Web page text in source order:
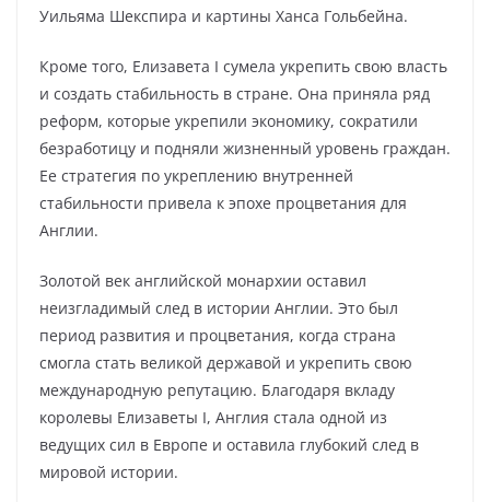
Уильяма Шекспира и картины Ханса Гольбейна.
Кроме того, Елизавета I сумела укрепить свою власть
и создать стабильность в стране. Она приняла ряд
реформ, которые укрепили экономику, сократили
безработицу и подняли жизненный уровень граждан.
Ее стратегия по укреплению внутренней
стабильности привела к эпохе процветания для
Англии.
Золотой век английской монархии оставил
неизгладимый след в истории Англии. Это был
период развития и процветания, когда страна
смогла стать великой державой и укрепить свою
международную репутацию. Благодаря вкладу
королевы Елизаветы I, Англия стала одной из
ведущих сил в Европе и оставила глубокий след в
мировой истории.